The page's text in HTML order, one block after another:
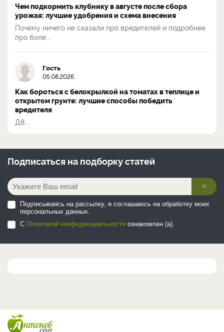
Чем подкормить клубнику в августе после сбора
урожая: лучшие удобрения и схема внесения
Почему ничего не сказали про вредителей и подробнее
про боле...
Гость
05.08.2026
Как бороться с белокрылкой на томатах в теплице и
открытом грунте: лучшие способы победить
вредителя
Д8...
Подписаться на подборку статей
>
Подписываясь на рассылку, я соглашаюсь на обработку моих
персональных данных.
С Политикой конфиденциальности ознакомлен (а).